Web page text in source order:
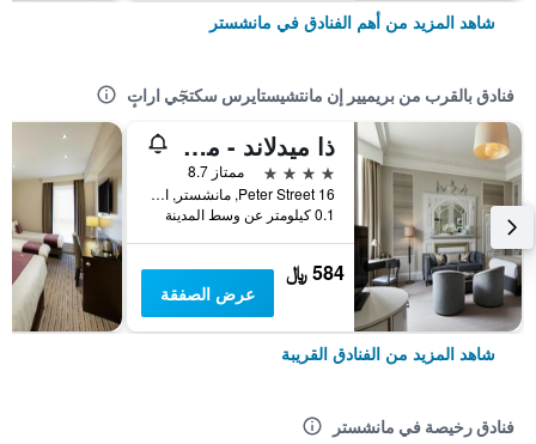
شاهد المزيد من أهم الفنادق في مانشستر
فنادق بالقرب من بريميير إن مانتشيستايرس سكتجٓي اراتٕ
ذا ميدلاند - مانشستر
4 نجوم
ممتاز 8.7
16 Peter Street, مانشستر, المملكة المتحدة
0.1 كيلومتر عن وسط المدينة
584 ﷼
عرض الصفقة
شاهد المزيد من الفنادق القريبة
فنادق رخيصة في مانشستر